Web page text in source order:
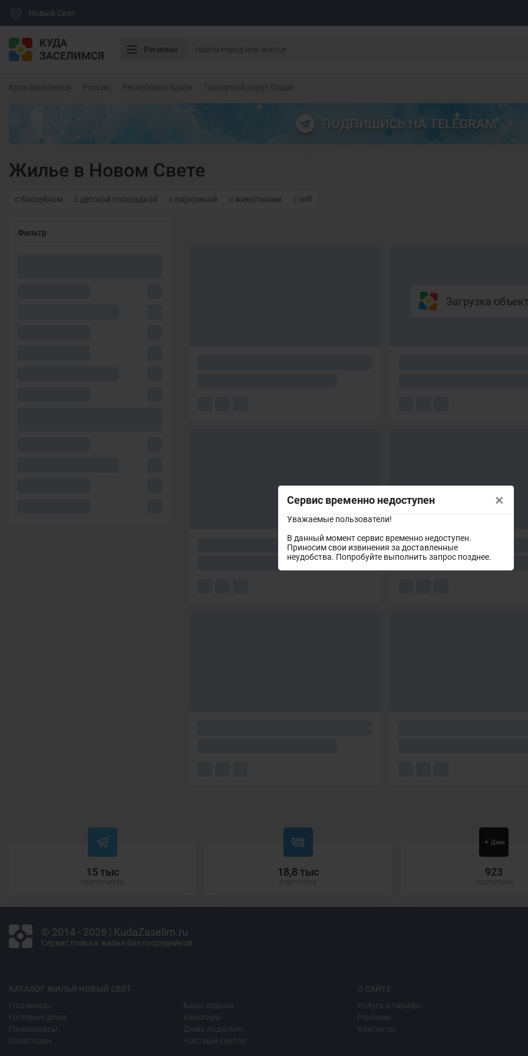
Сервис временно недоступен
Уважаемые пользователи!
В данный момент сервис временно недоступен.
Приносим свои извинения за доставленные
неудобства. Попробуйте выполнить запрос позднее.
×
Новый Свет
КУДА
ЗАСЕЛИМСЯ
Регионы
Куда заселимся Россия Республика Крым Городской округ Судак
ПОДПИШИСЬ НА TELEGRAM
Жилье в Новом Свете
с бассейном с детской площадкой с парковкой с животными с wifi
Фильтр
Загрузка
15 тыс 18,8 тыс 923
© 2014 - 2026 | KudaZaselim.ru
Сервис поиска жилья без посредников
КАТАЛОГ ЖИЛЬЯ НОВЫЙ СВЕТ
Гостиницы
Гостевые дома
Пансионаты
Санатории
Базы отдыха
Квартиры
Дома под ключ
Частный сектор
О САЙТЕ
Услуги и тарифы
Реклама
Контакты